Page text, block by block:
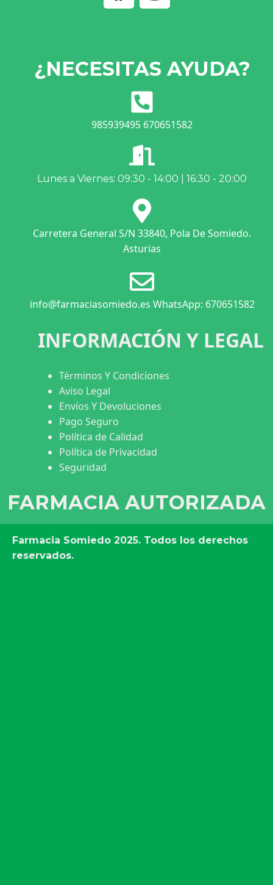
¿NECESITAS AYUDA?
985939495 670651582
Lunes a Viernes: 09:30 - 14:00 | 16:30 - 20:00
Carretera General S/N 33840, Pola De Somiedo.
Asturias
info@farmaciasomiedo.es WhatsApp: 670651582
INFORMACIÓN Y LEGAL
Términos Y Condiciones
Aviso Legal
Envíos Y Devoluciones
Pago Seguro
Política de Calidad
Política de Privacidad
Seguridad
FARMACIA AUTORIZADA
Farmacia Somiedo 2025. Todos los derechos
reservados.